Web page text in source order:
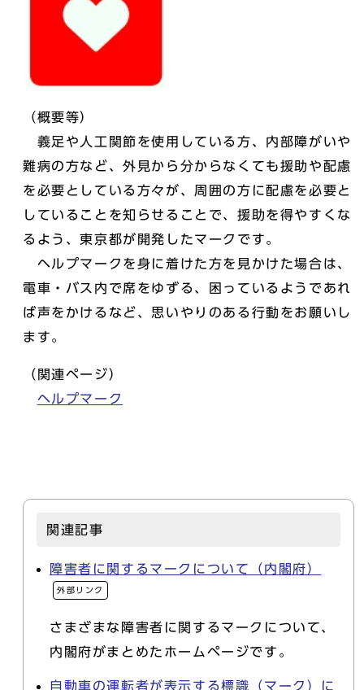
（概要等）
義足や人工関節を使用している方、内部障がいや
難病の方など、外見から分からなくても援助や配慮
を必要としている方々が、周囲の方に配慮を必要と
していることを知らせることで、援助を得やすくな
るよう、東京都が開発したマークです。
ヘルプマークを身に着けた方を見かけた場合は、
電車・バス内で席をゆずる、困っているようであれ
ば声をかけるなど、思いやりのある行動をお願いし
ます。
（関連ページ）
ヘルプマーク
関連記事
障害者に関するマークについて（内閣府）
外部リンク
さまざまな障害者に関するマークについて、
内閣府がまとめたホームページです。
自動車の運転者が表示する標識（マーク）に